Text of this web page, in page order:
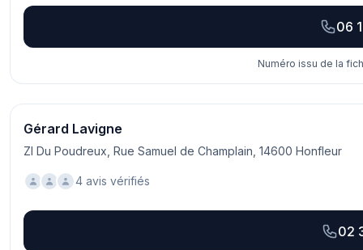
06
Numéro issu de la
Gérard Lavigne
ZI Du Poudreux, Rue Samuel de Champlain, 14600 Honfleur
4 avis vérifiés
02